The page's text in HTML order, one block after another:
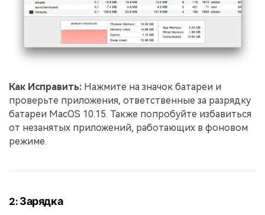
Как Исправить: Нажмите на значок батареи и
проверьте приложения, ответственные за разрядку
батареи MacOS 10.15. Также попробуйте избавиться
от незанятых приложений, работающих в фоновом
режиме.
2: Зарядка